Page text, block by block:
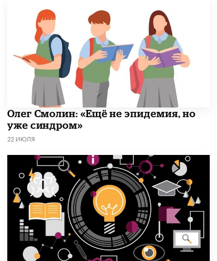
​Олег Смолин: «Ещё не эпидемия, но
уже синдром»
22 ИЮЛЯ